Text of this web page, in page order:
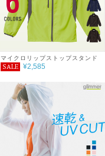
マイクロリップストップスタンド
ジャケット（裏地付）
SALE ¥2,585